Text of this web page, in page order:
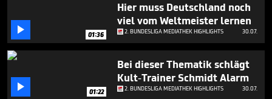
 01:36
Hier muss Deutschland noch
viel vom Weltmeister lernen
2. BUNDESLIGA MEDIATHEK HIGHLIGHTS 30.07.
 01:22
Bei dieser Thematik schlägt
Kult-Trainer Schmidt Alarm
2. BUNDESLIGA MEDIATHEK HIGHLIGHTS 30.07.